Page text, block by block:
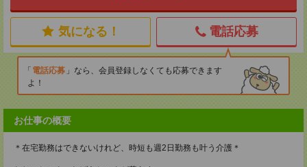
気になる！ 電話応募
電話応募
なら、会員登録しなくても応募できます
よ！
お仕事の概要
＊在宅勤務はできないけれど、時短も週2日勤務も叶う介護＊